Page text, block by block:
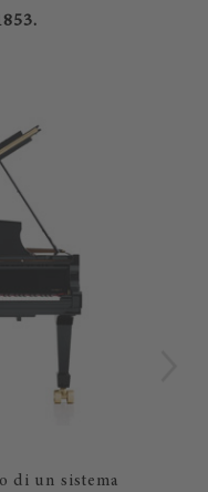
Steinway